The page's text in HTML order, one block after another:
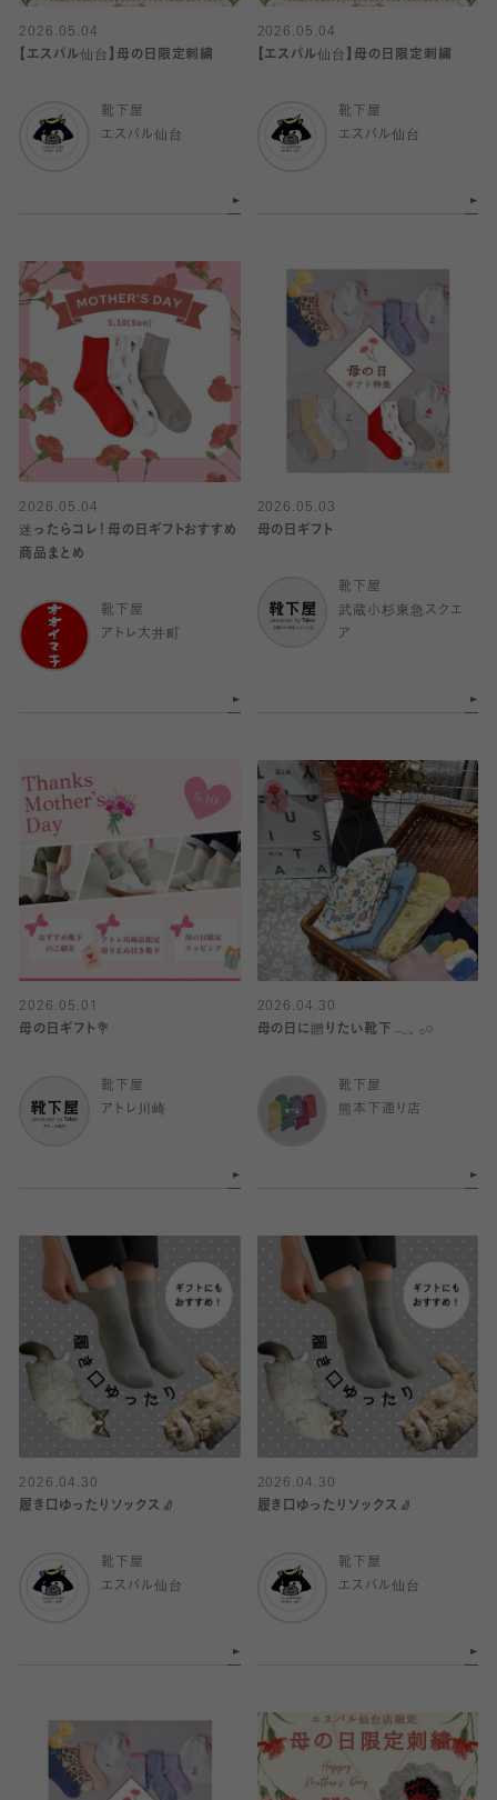
2026.05.04
【エスパル仙台】母の日限定刺繍
靴下屋
エスパル仙台
2026.05.04
【エスパル仙台】母の日限定刺繍
靴下屋
エスパル仙台
2026.05.04
迷ったらコレ！母の日ギフトおすすめ
商品まとめ
靴下屋
アトレ大井町
2026.05.03
母の日ギフト
靴下屋
武蔵小杉東急スクエ
ア
2026.05.01
母の日ギフト💐
靴下屋
アトレ川崎
2026.04.30
母の日に贈りたい靴下𓂃𓈒 𓂂𓏸
靴下屋
熊本下通り店
2026.04.30
履き口ゆったりソックス🧦
靴下屋
エスパル仙台
2026.04.30
履き口ゆったりソックス🧦
靴下屋
エスパル仙台